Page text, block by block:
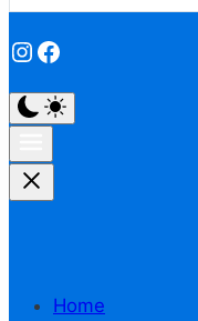
Instagram
Facebook
Home